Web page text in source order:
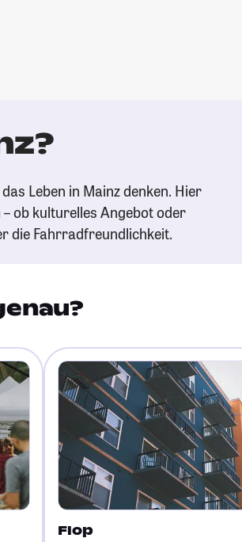
Leben in Mainz denken. Hier
ob kulturelles Angebot oder
die Fahrradfreundlichkeit.
Flop